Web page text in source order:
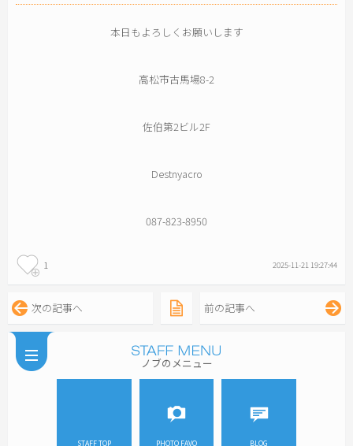
本日もよろしくお願いします
高松市古馬場8-2
佐伯第2ビル2F
Destnyacro
087-823-8950
1 2025-11-21 19:27:44
次の記事へ 前の記事へ
ノブのメニュー
STAFF TOP PHOTO FAVO BLOG